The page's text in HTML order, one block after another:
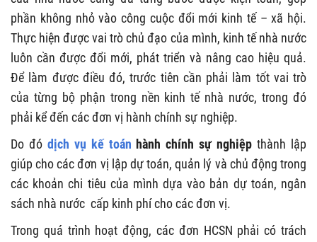
phần không nhỏ vào công cuộc đổi mới kinh tế – xã hội.
Thực hiện được vai trò chủ đạo của mình, kinh tế nhà nước
luôn cần được đổi mới, phát triển và nâng cao hiệu quả.
Để làm được điều đó, trước tiên cần phải làm tốt vai trò
của từng bộ phận trong nền kinh tế nhà nước, trong đó
phải kể đến các đơn vị hành chính sự nghiệp.
Do đó dịch vụ kế toán hành chính sự nghiệpthành lập
giúp cho các đơn vị lập dự toán, quản lý và chủ động trong
các khoản chi tiêu của mình dựa vào bản dự toán, ngân
sách nhà nước cấp kinh phí cho các đơn vị.
Trong quá trình hoạt động, các đơn HCSN phải có trách